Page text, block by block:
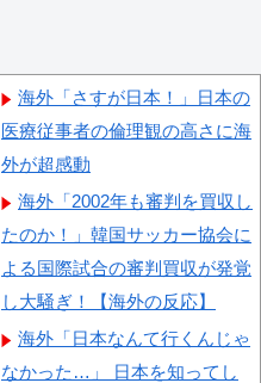
海外「さすが日本！」日本の
医療従事者の倫理観の高さに海
外が超感動
海外「2002年も審判を買収し
たのか！」韓国サッカー協会に
よる国際試合の審判買収が発覚
し大騒ぎ！【海外の反応】
海外「日本なんて行くんじゃ
なかった…」 日本を知ってし